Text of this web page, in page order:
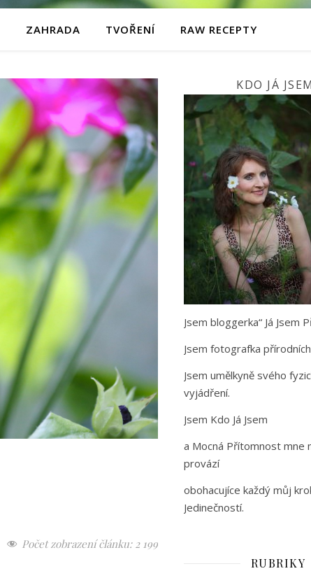
ZAHRADA TVOŘENÍ RAW RECEPTY
Počet zobrazení článku: 2 199
KDO JÁ
Jsem bloggerka“ Já Jsem
Jsem fotografka
Jsem umělkyně svého
vyjádření.
Jsem Kdo Já Jsem
a Mocná Přítomnost mne
provází
obohacujíce každý můj
Jedinečností.
RUBRIKY